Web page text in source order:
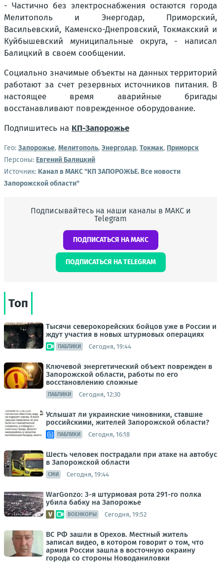
- Частично без электроснабжения остаются города
Мелитополь и Энергодар, Приморский,
Васильевский, Каменско-Днепровский, Токмакский и
Куйбышевский муниципальные округа, - написал
Балицкий в своем сообщении.
Социально значимые объекты на данных территорий
работают за счет резервных источников питания. В
настоящее время аварийные бригады
восстанавливают поврежденное оборудование.
Подпишитесь на КП-Запорожье
Гео: Запорожье, Мелитополь, Энергодар, Токмак, Приморск
Персоны: Евгений Балицкий
Источник: Канал в МАКС "КП ЗАПОРОЖЬЕ. Все новости
Запорожской области"
Подписывайтесь на наши каналы в МАКС и
Telegram
ПОДПИСАТЬСЯ НА МАКС
ПОДПИСАТЬСЯ НА TELEGRAM
Топ
Тысячи северокорейских бойцов уже в России и
ждут участия в новых штурмовых операциях
ПАБЛИКИ Сегодня, 19:44
Ключевой энергетический объект поврежден в
Запорожской области, работы по его
восстановлению сложные
ПАБЛИКИ Сегодня, 12:30
Услышат ли украинские чиновники, ставшие
российскими, жителей Запорожской области?
ПАБЛИКИ Сегодня, 16:18
Шесть человек пострадали при атаке на автобус
в Запорожской области
СМИ Сегодня, 19:44
WarGonzo: 3-я штурмовая рота 291-го полка
убила бабку на Запорожье
ВОЕНКОРЫ Сегодня, 19:52
ВС РФ зашли в Орехов. Местный житель
записал видео, в котором говорит о том, что
армия России зашла в восточную окраину
города со стороны Новоданиловки